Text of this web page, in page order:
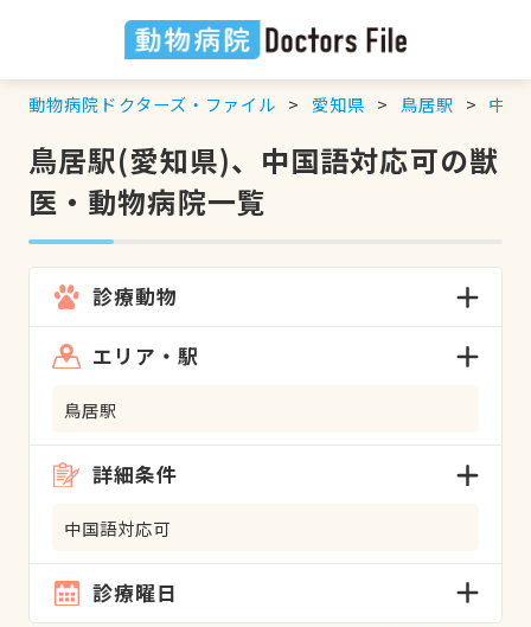
動物病院ドクターズ・ファイル 愛知県 鳥居駅 中国
鳥居駅(愛知県)、中国語対応可の獣
医・動物病院一覧
診療動物
エリア・駅
鳥居駅
詳細条件
中国語対応可
診療曜日